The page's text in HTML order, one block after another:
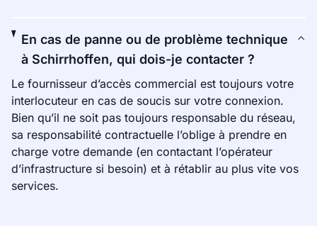
En cas de panne ou de problème technique
à Schirrhoffen, qui dois-je contacter ?
Le fournisseur d’accès commercial est toujours votre
interlocuteur en cas de soucis sur votre connexion.
Bien qu’il ne soit pas toujours responsable du réseau,
sa responsabilité contractuelle l’oblige à prendre en
charge votre demande (en contactant l’opérateur
d’infrastructure si besoin) et à rétablir au plus vite vos
services.